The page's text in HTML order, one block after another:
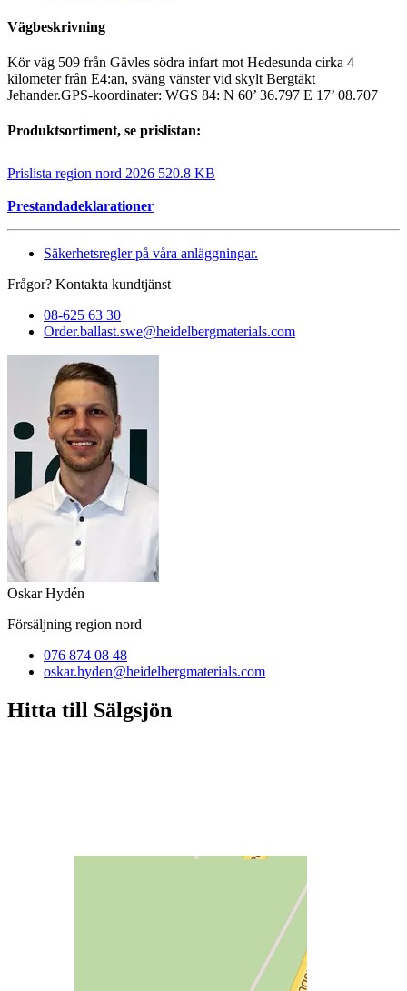
Vägbeskrivning
Kör väg 509 från Gävles södra infart mot Hedesunda cirka 4
kilometer från E4:an, sväng vänster vid skylt Bergtäkt
Jehander.GPS-koordinater: WGS 84: N 60’ 36.797 E 17’ 08.707
Produktsortiment, se prislistan:
Prislista region nord 2026 520.8 KB
Prestandadeklarationer
Säkerhetsregler på våra anläggningar.
Frågor? Kontakta kundtjänst
08-625 63 30
Order.ballast.swe​@heidelbergmaterials.com
Oskar Hydén
Försäljning region nord
076 874 08 48
oskar.hyden​@heidelbergmaterials.com
Hitta till Sälgsjön